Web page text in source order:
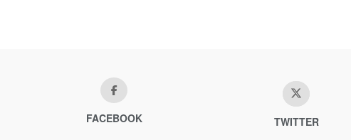
FACEBOOK TWITTER